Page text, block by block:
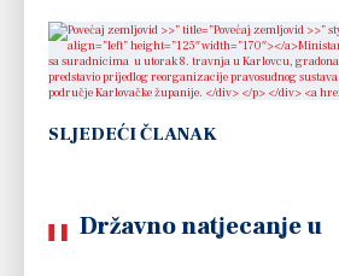
SLJEDEĆI ČLANAK
Državno natjecanje u